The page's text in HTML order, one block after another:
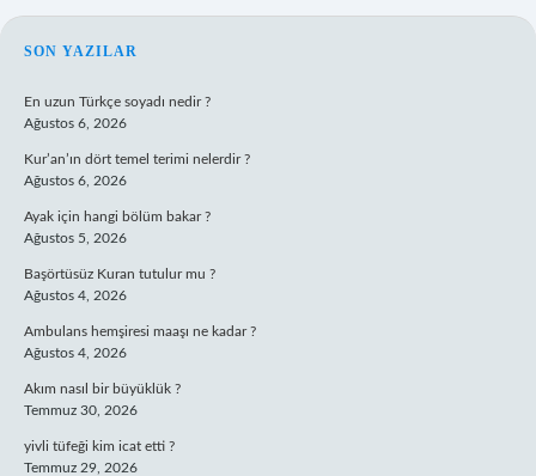
SIDEBAR
SON YAZILAR
En uzun Türkçe soyadı nedir ?
Ağustos 6, 2026
Kur’an’ın dört temel terimi nelerdir ?
Ağustos 6, 2026
Ayak için hangi bölüm bakar ?
Ağustos 5, 2026
Başörtüsüz Kuran tutulur mu ?
Ağustos 4, 2026
Ambulans hemşiresi maaşı ne kadar ?
Ağustos 4, 2026
Akım nasıl bir büyüklük ?
Temmuz 30, 2026
yivli tüfeği kim icat etti ?
Temmuz 29, 2026